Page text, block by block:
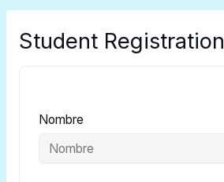
Student Registration
Nombre